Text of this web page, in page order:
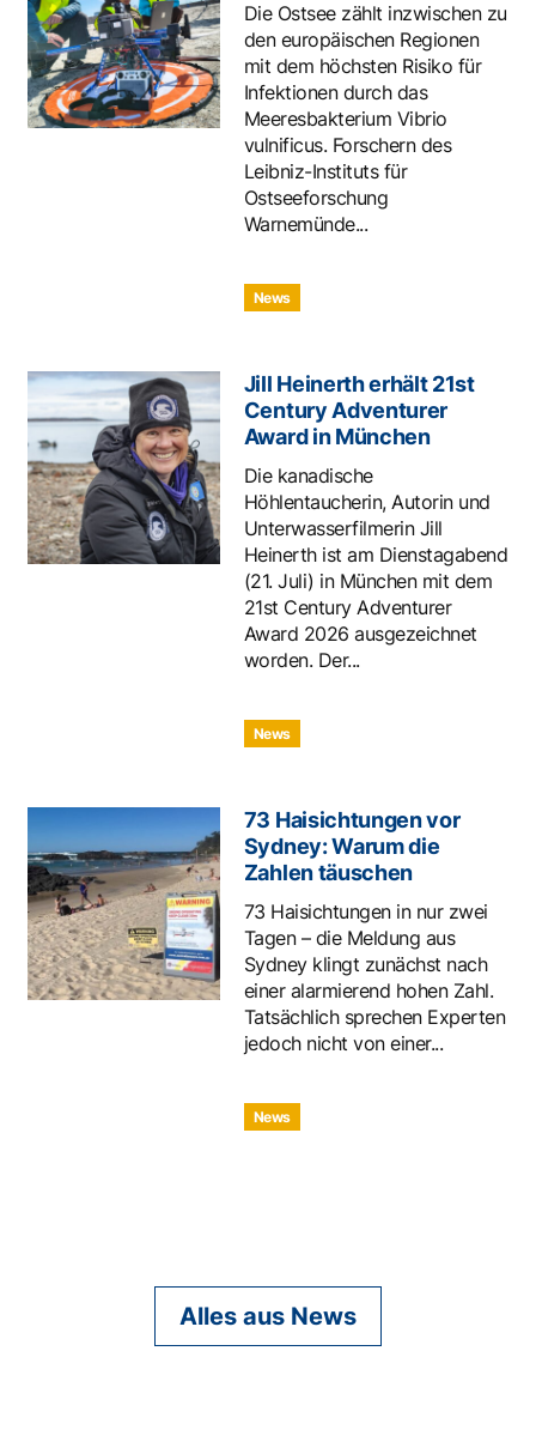
Die Ostsee zählt inzwischen zu
den europäischen Regionen
mit dem höchsten Risiko für
Infektionen durch das
Meeresbakterium Vibrio
vulnificus. Forschern des
Leibniz-Instituts für
Ostseeforschung
Warnemünde...
News
Jill Heinerth erhält 21st
Century Adventurer
Award in München
Die kanadische
Höhlentaucherin, Autorin und
Unterwasserfilmerin Jill
Heinerth ist am Dienstagabend
(21. Juli) in München mit dem
21st Century Adventurer
Award 2026 ausgezeichnet
worden. Der...
News
73 Haisichtungen vor
Sydney: Warum die
Zahlen täuschen
73 Haisichtungen in nur zwei
Tagen – die Meldung aus
Sydney klingt zunächst nach
einer alarmierend hohen Zahl.
Tatsächlich sprechen Experten
jedoch nicht von einer...
News
Alles aus News